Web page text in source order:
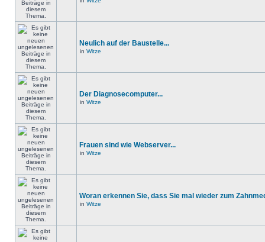
Neulich auf der Baustelle...
in Witze
Der Diagnosecomputer...
in Witze
Frauen sind wie Webserver...
in Witze
Woran erkennen Sie, dass Sie mal wieder zum
in Witze